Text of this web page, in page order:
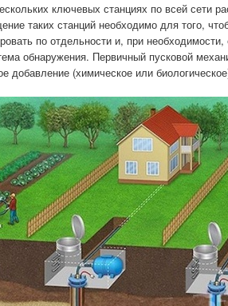
ключевых станциях по всей сети
таких станций необходимо для того,
по отдельности и, при
обнаружения. Первичный пусковой
добавление (химическое или